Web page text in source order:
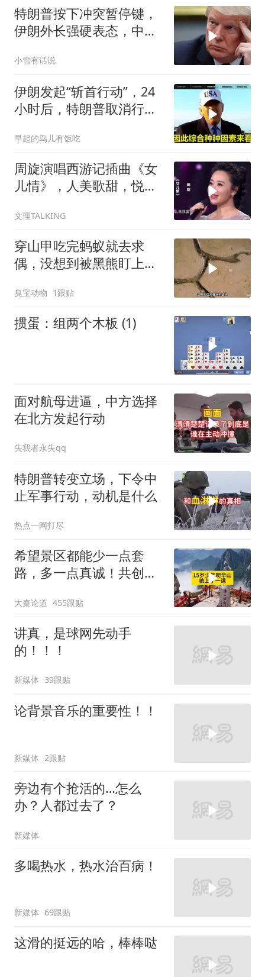
特朗普按下冲突暂停键，
伊朗外长强硬表态，中东
小雪有话说
伊朗发起“斩首行动”，24
小时后，特朗普取消行
早起的鸟儿有饭吃
周旋演唱西游记插曲《女
儿情》，人美歌甜，悦耳
文理TALKING
穿山甲吃完蚂蚁就去求
偶，没想到被黑熊盯上
臭宝动物 1跟贴
掼蛋：组两个木板 (1)
面对航母进逼，中方选择
在北方发起行动
失我者永失qq
特朗普转变立场，下令中
止军事行动，动机是什么
热点一网打尽
希望景区都能少一点套
路，多一点真诚！共创良
大秦论道 455跟贴
讲真，是球网先动手
的！！！
新媒体 39跟贴
论背景音乐的重要性！！
新媒体 2跟贴
旁边有个抢活的…怎么
办？人都过去了？
新媒体
多喝热水，热水治百病！
新媒体 69跟贴
这滑的挺远的哈，棒棒哒